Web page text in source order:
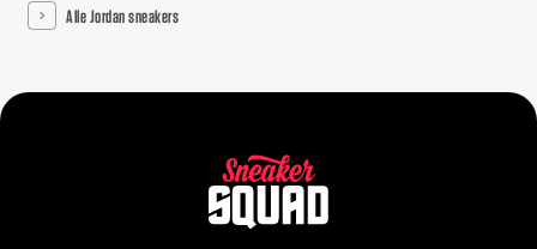
Alle Jordan sneakers